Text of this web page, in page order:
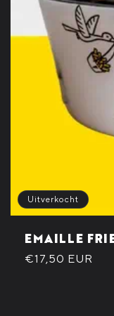
Uitverkocht
EMAILLE
Normale
€17,50 EUR